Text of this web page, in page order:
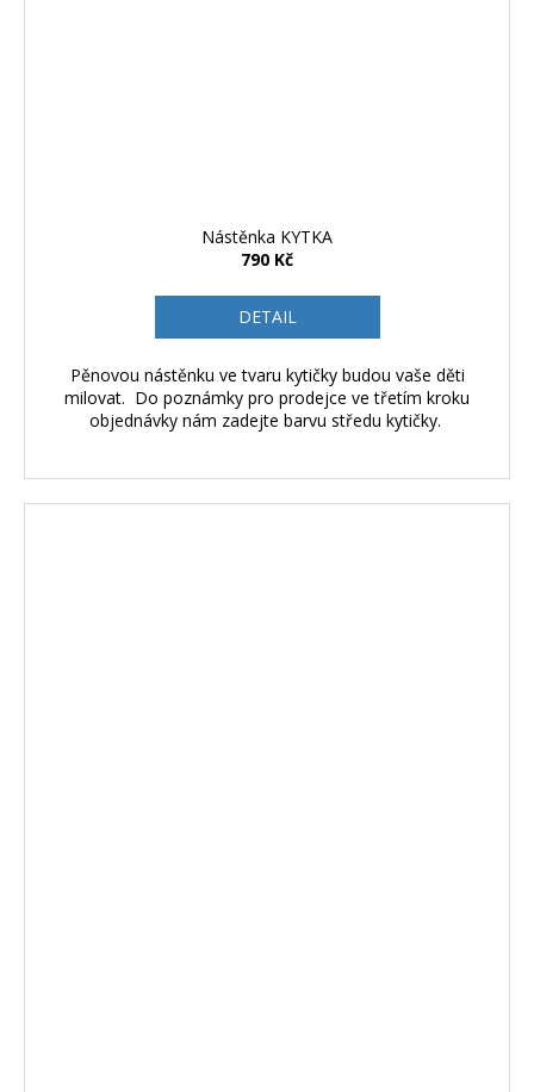
Nástěnka KYTKA
790 Kč
DETAIL
Pěnovou nástěnku ve tvaru kytičky budou vaše děti
milovat. Do poznámky pro prodejce ve třetím kroku
objednávky nám zadejte barvu středu kytičky.